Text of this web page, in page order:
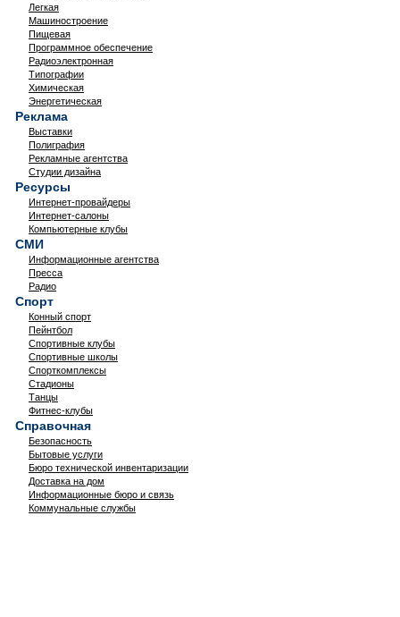
Легкая
Машиностроение
Пищевая
Программное обеспечение
Радиоэлектронная
Типографии
Химическая
Энергетическая
Реклама
Выставки
Полиграфия
Рекламные агентства
Студии дизайна
Ресурсы
Интернет-провайдеры
Интернет-салоны
Компьютерные клубы
СМИ
Информационные агентства
Пресса
Радио
Спорт
Конный спорт
Пейнтбол
Спортивные клубы
Спортивные школы
Спорткомплексы
Стадионы
Танцы
Фитнес-клубы
Справочная
Безопасность
Бытовые услуги
Бюро технической инвентаризации
Доставка на дом
Информационные бюро и связь
Коммунальные службы